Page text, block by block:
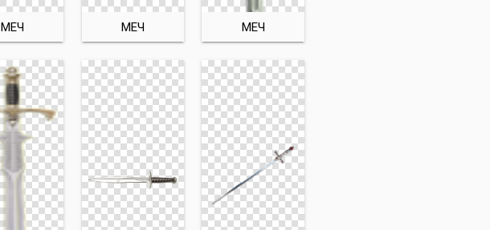
МЕЧ МЕЧ МЕЧ